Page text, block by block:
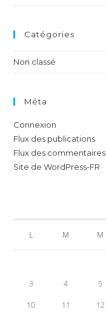
Catégories
Non classé
Méta
Connexion
Flux des publications
Flux des commentaires
Site de WordPress-FR
L M M
3 4 5
10 11 12